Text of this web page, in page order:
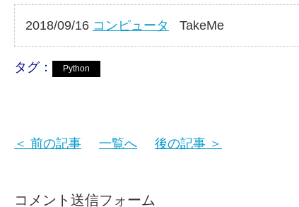
2018/09/16 コンピュータ TakeMe
タグ： Python
＜ 前の記事 一覧へ 後の記事 ＞
コメント送信フォーム